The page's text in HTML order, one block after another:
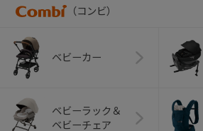
（コンビ）
ベビーカー
ベビーラック＆
ベビーチェア